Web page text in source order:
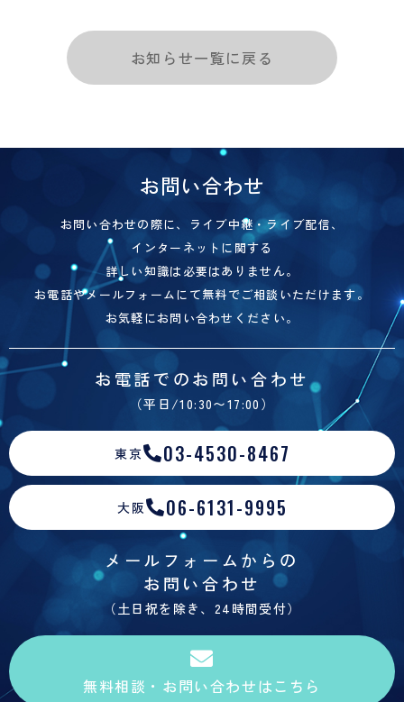
お知らせ一覧に戻る
お問い合わせ
お問い合わせの際に、ライブ中継・ライブ配信、
インターネットに関する
詳しい知識は必要はありません。
お電話やメールフォームにて無料でご相談いただけます。
お気軽にお問い合わせください。
お電話でのお問い合わせ
（平日/10:30〜17:00）
東京 03-4530-8467
大阪 06-6131-9995
メールフォームからの
お問い合わせ
（土日祝を除き、24時間受付）
無料相談・お問い合わせはこちら